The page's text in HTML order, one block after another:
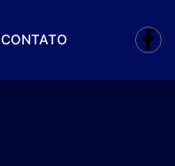
CONTATO